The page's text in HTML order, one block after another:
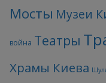
Мосты Музеи
война Театры
Храмы Киева